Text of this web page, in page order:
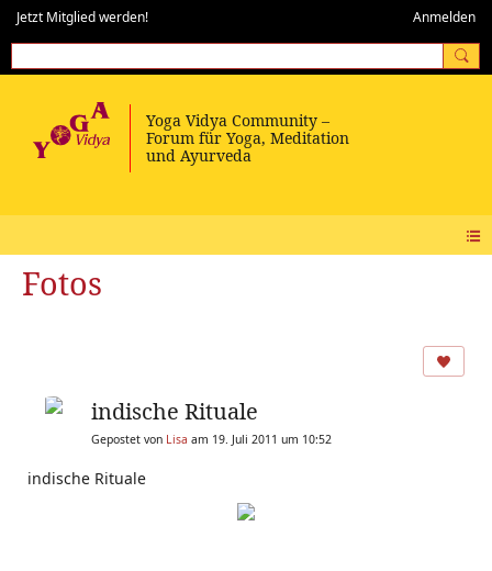
Jetzt Mitglied werden! Anmelden
Fotos
indische Rituale
Gepostet von Lisa am 19. Juli 2011 um 10:52
indische Rituale